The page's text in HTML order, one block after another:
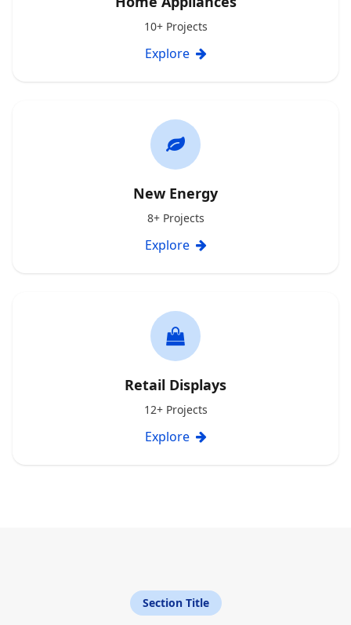
10+ Projects
Explore
New Energy
8+ Projects
Explore
Retail Displays
12+ Projects
Explore
Section Title